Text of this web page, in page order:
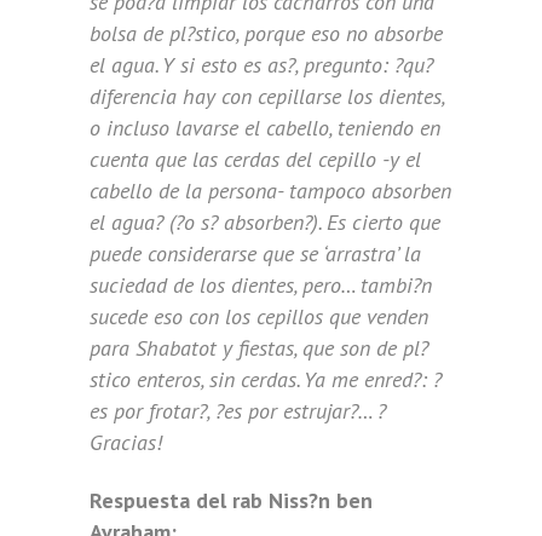
bolsa de pl?stico, porque eso no absorbe
el agua. Y si esto es as?, pregunto: ?qu?
diferencia hay con cepillarse los dientes,
o incluso lavarse el cabello, teniendo en
cuenta que las cerdas del cepillo -y el
cabello de la persona- tampoco absorben
el agua? (?o s? absorben?). Es cierto que
puede considerarse que se ‘arrastra’ la
suciedad de los dientes, pero… tambi?n
sucede eso con los cepillos que venden
para Shabatot y fiestas, que son de pl?
stico enteros, sin cerdas. Ya me enred?: ?
es por frotar?, ?es por estrujar?… ?
Gracias!
Respuesta del rab Niss?n ben